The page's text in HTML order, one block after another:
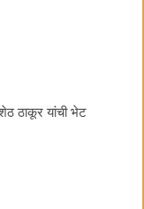
ठाकूर यांची भेट